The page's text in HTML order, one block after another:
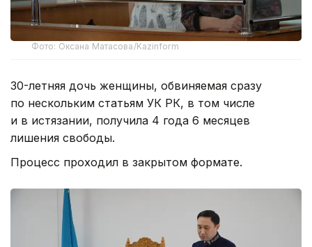
Фото: Оксана Матасова/Kazinform
30-летняя дочь женщины, обвиняемая сразу
по нескольким статьям УК РК, в том числе
и в истязании, получила 4 года 6 месяцев
лишения свободы.
Процесс проходил в закрытом формате.